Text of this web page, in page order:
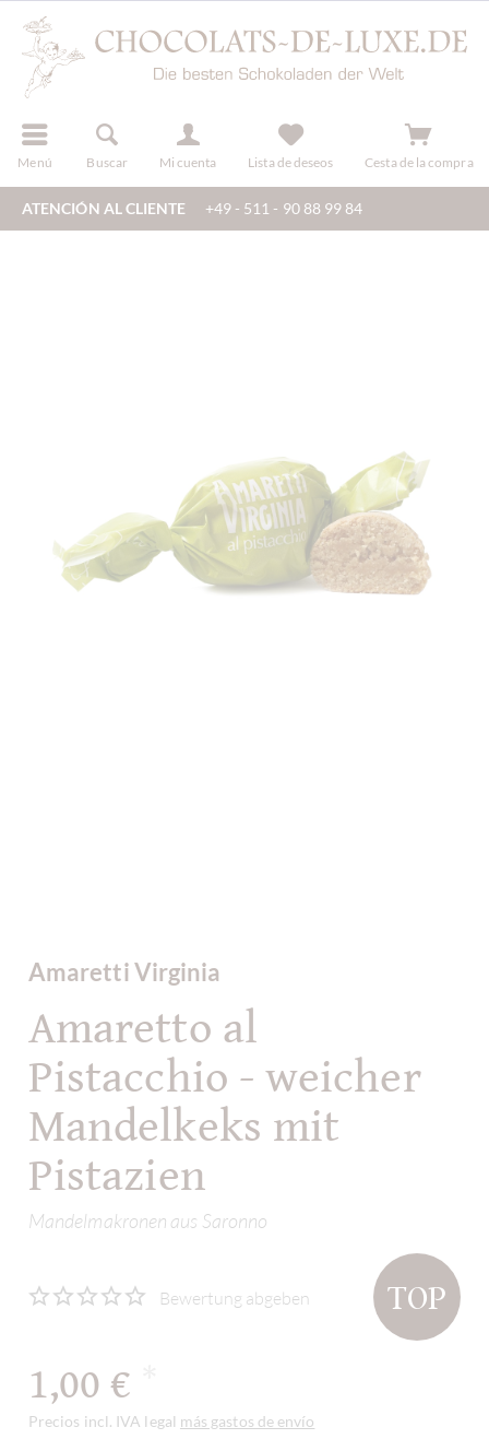
Menú Buscar Mi cuenta
registro Lista de deseos Cesta de la compra
ATENCIÓN AL CLIENTE +49 - 511 - 90 88 99 84
Amaretti Virginia
Amaretto al
Pistacchio - weicher
Mandelkeks mit
Pistazien
Mandelmakronen aus Saronno
TOP
Bewertung abgeben
1,00 €
Precios incl. IVA legal más gastos de envío